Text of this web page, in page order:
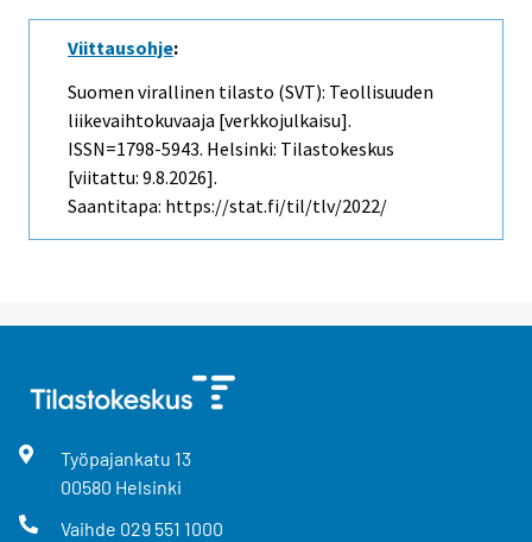
Viittausohje:
Suomen virallinen tilasto (SVT): Teollisuuden
liikevaihtokuvaaja [verkkojulkaisu].
ISSN=1798-5943. Helsinki: Tilastokeskus
[viitattu: 9.8.2026].
Saantitapa: https://stat.fi/til/tlv/2022/
Työpajankatu 13
00580 Helsinki
Vaihde 029 551 1000